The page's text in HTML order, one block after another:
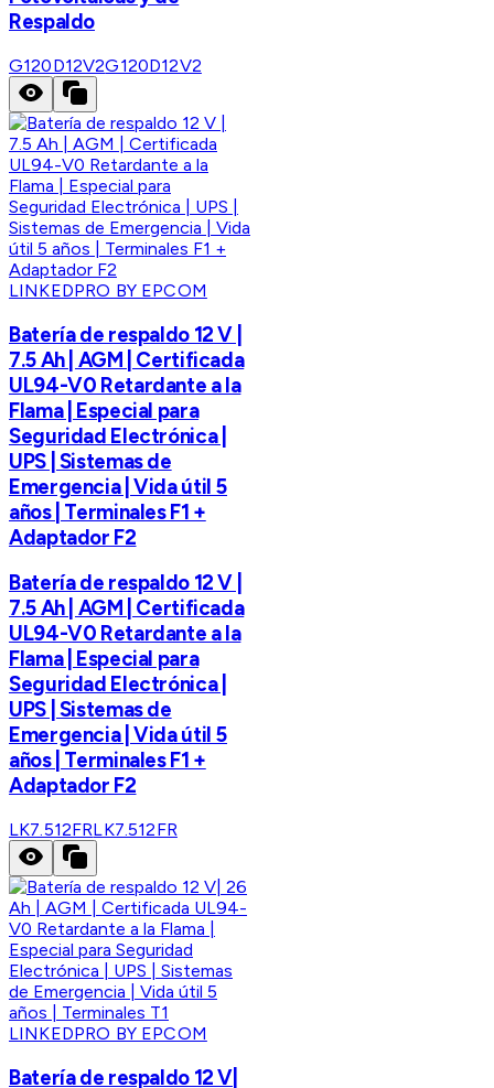
Respaldo
G120D12V2G120D12V2
LINKEDPRO BY EPCOM
Batería de respaldo 12 V |
7.5 Ah | AGM | Certificada
UL94-V0 Retardante a la
Flama | Especial para
Seguridad Electrónica |
UPS | Sistemas de
Emergencia | Vida útil 5
años | Terminales F1 +
Adaptador F2
Batería de respaldo 12 V |
7.5 Ah | AGM | Certificada
UL94-V0 Retardante a la
Flama | Especial para
Seguridad Electrónica |
UPS | Sistemas de
Emergencia | Vida útil 5
años | Terminales F1 +
Adaptador F2
LK7.512FRLK7.512FR
LINKEDPRO BY EPCOM
Batería de respaldo 12 V|